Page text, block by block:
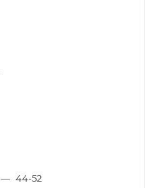
— 44-52